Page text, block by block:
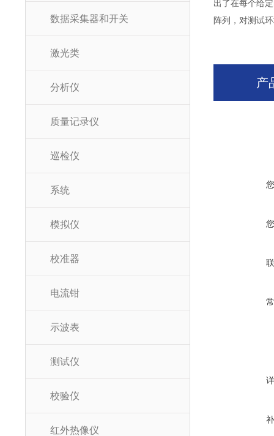
数据采集器和开关
激光类
分析仪
质量记录仪
巡检仪
系统
模拟仪
校准器
电流钳
示波表
测试仪
校验仪
红外热像仪
出了在每个给
阵列，对测试
产